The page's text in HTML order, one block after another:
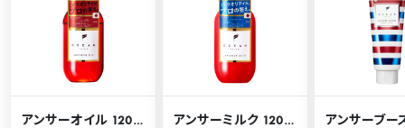
アンサーオイル 120mL
アンサーミルク 120mL